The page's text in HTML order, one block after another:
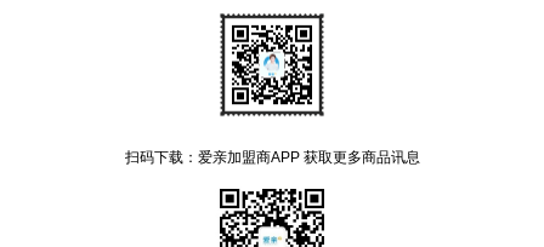
扫码下载：爱亲加盟商APP 获取更多商品讯息